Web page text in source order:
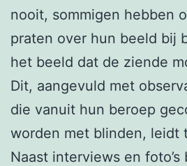
nooit, sommigen hebben
praten over hun beeld bij
het beeld dat de ziende
Dit, aangevuld met
die vanuit hun beroep
worden met blinden, leidt
Naast interviews en